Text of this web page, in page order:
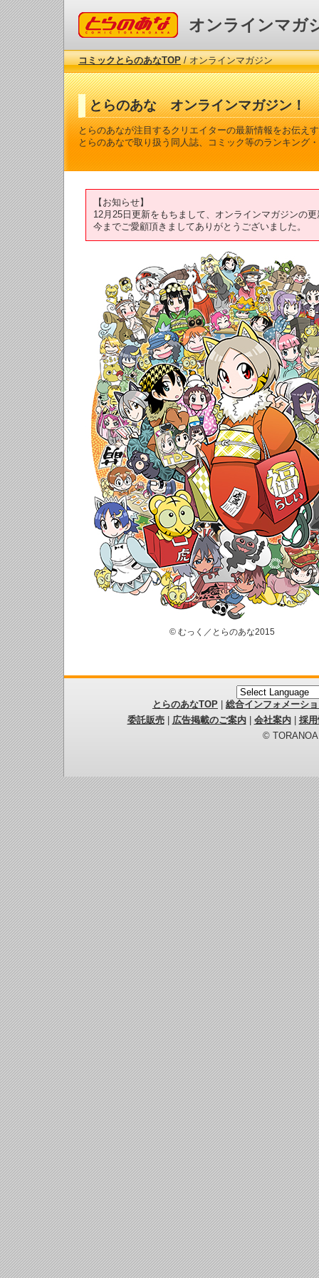
コミックとらのあな オンラインマガ
コミックとらのあなTOP/ オンラインマガジン
とらのあな オンラインマガジン！
とらのあなが注目するクリエイターの最新情報をお伝え
とらのあなで取り扱う同人誌、コミック等のランキング
【お知らせ】
12月25日更新をもちまして、オンラインマガジンの
今までご愛顧頂きましてありがとうございました。
© むっく／とらのあな2015
とらのあなTOP
総合インフォメーシ
委託販売| 広告掲載のご案内| 会社案内| 採
©